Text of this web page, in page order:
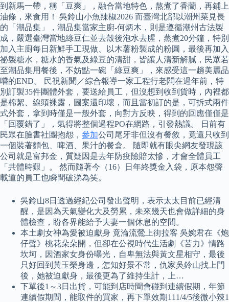
到新馬一帶，稱「豆爽」，融合當地特色，熬煮了香蘭，再鋪上
油條，來食用！ 吳鈴山小魚辣椒2026 而臺灣北部以潮州菜見長
的「潮品集」，潮品集當家主廚-何炳木，則是遵循潮州古法製
成，嚴選臺灣當地綠豆仁並去殼後泡水去腥，蒸煮20分鐘，特別
加入主廚每日新鮮手工現做、以木薯粉製成的粉圓，最後再加入
祕製糖水，糖水的香氣及綠豆的清甜，皆讓人清新解膩，民眾若
至潮品集用餐後，不妨點一碗「綠豆爽」，來感受這一趟美麗品
嚐的END。 民視新聞／綜合報導一家工程行老闆在過年前，特
別訂製35件團體外套，要送給員工，但沒想到收到貨時，內裡都
是棉絮、線頭裸露，圖案還印壞，而且當初訂的是，可拆式兩件
式外套，拿到時僅是一般外套，向對方反映，得到的回應僅僅是
「回覆錯了」，氣得將整個過程PO在網路，引發熱議。 日前有
民眾在臉書社團抱怨， 參加公司尾牙非但沒有餐敘，竟還只收到
一個裝著麵包、啤酒、果汁的餐盒。 隨即就有眼尖網友發現該
公司就是富邦金，質疑因是去年防疫險賠太慘，才會全體員工
「共體時艱」。 然而隨著今（16）日年終獎金入袋，原本怨聲
載道的員工也瞬間破涕為笑。
吳鈴山8日透過經紀公司發出聲明，表示太太目前已經清
醒，是因為天氣變化大及勞累，未來幾天也會做詳細的身
體檢查，盼各界能給予夫妻一個休息的空間。
本土劇女神為愛被迫獻身 竟淪流鶯上街拉客 吳婉君在《炮
仔聲》桃花朵朵開，但卻在公視時代生活劇《苦力》情路
坎坷，因酒家女身份曝光，自卑無法與黃文星相守，最後
只好回到黃玉榮身邊，怎知好景不常，仇家吳鈴山找上門
後，她被迫獻身，最後更為了維持生計，上…
下單後1～3日出貨，可能到店時間會碰到連續假期，年節
連續假期間，能取件的買家，再下單效期111/4/5後微小辣1